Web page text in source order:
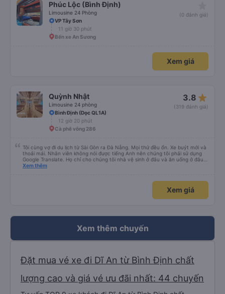
Phúc Lộc (Bình Định)
Limousine 24 Phòng
(0 đánh giá)
VP Tây Sơn
11 giờ 30 phút
Bến xe An Sương
Xem giá
Quỳnh Nhật
Limousine 24 phòng
3.8 star_rate
(319 đánh giá)
Bình Định (Dọc QL1A)
12 giờ 20 phút
Cà phê võng 286
Tôi cùng vợ đi du lịch từ Sài Gòn ra Đà Nẵng. Mọi thứ đều ổn. Xe buýt mới và
thoải mái. Nhân viên không nói được tiếng Anh nên chúng tôi phải sử dụng
Google Translate. Họ chỉ cho chúng tôi nhà vệ sinh ở đâu và ăn uống ở đâu.
Xe buýt dừng 4 lần trong chuyến đi 16 giờ của chúng tôi. Chúng tôi đến sớm
nhưng chúng tôi không hiểu được tiếng Việt. Người quản lý trong khách sạn
Xem thêm
Xem giá
Xem thêm chuyến
Đặt mua vé xe đi Dĩ An từ Bình Định chất
lượng cao và giá vé ưu đãi nhất: 44 chuyến